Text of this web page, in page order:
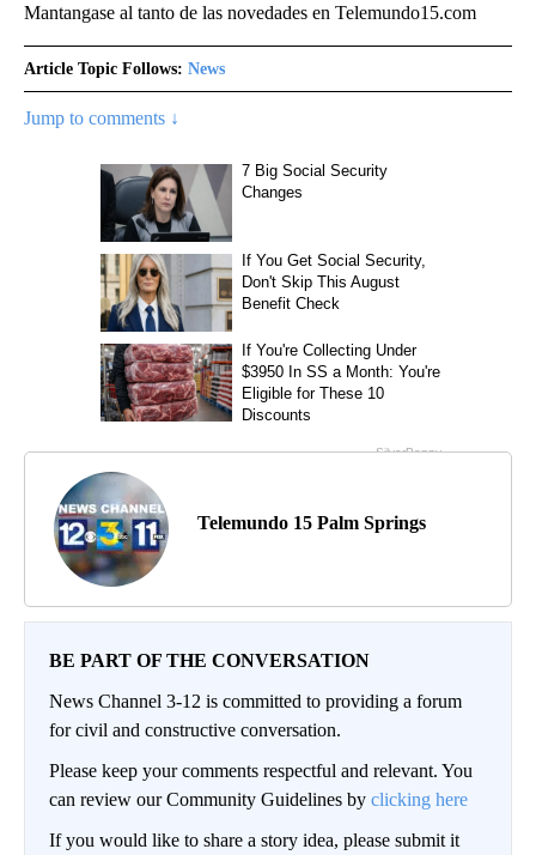
Mantangase al tanto de las novedades en Telemundo15.com
Article Topic Follows: News
Jump to comments ↓
Telemundo 15 Palm Springs
BE PART OF THE CONVERSATION
News Channel 3-12 is committed to providing a forum
for civil and constructive conversation.
Please keep your comments respectful and relevant. You
can review our Community Guidelines by clicking here
If you would like to share a story idea, please submit it